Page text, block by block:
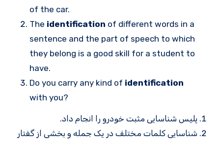
of the car.
The identification of different words in a
sentence and the part of speech to which
they belong is a good skill for a student to
have.
Do you carry any kind of identification
with you?
پلیس شناسایی مثبت خودرو را انجام داد.
شناسایی کلمات مختلف در یک جمله و بخشی از گفتار